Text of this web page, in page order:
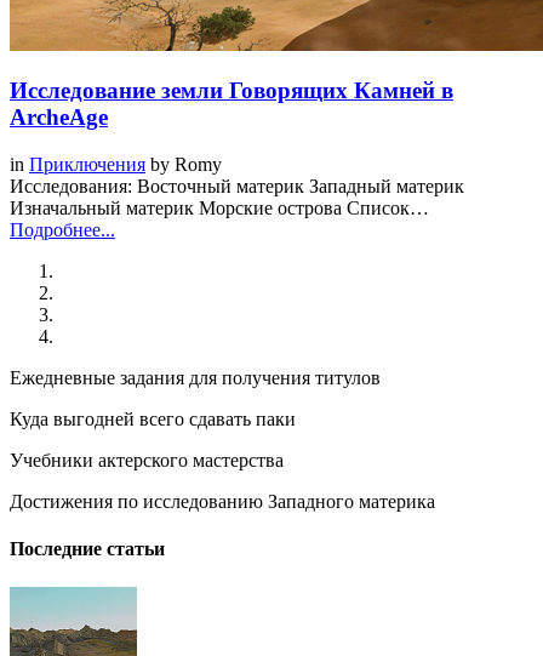
Исследование земли Говорящих Камней в
ArcheAge
in Приключения by Romy
Исследования: Восточный материк Западный материк
Изначальный материк Морские острова Список…
Подробнее...
Ежедневные задания для получения титулов
Куда выгодней всего сдавать паки
Учебники актерского мастерства
Достижения по исследованию Западного материка
Последние статьи